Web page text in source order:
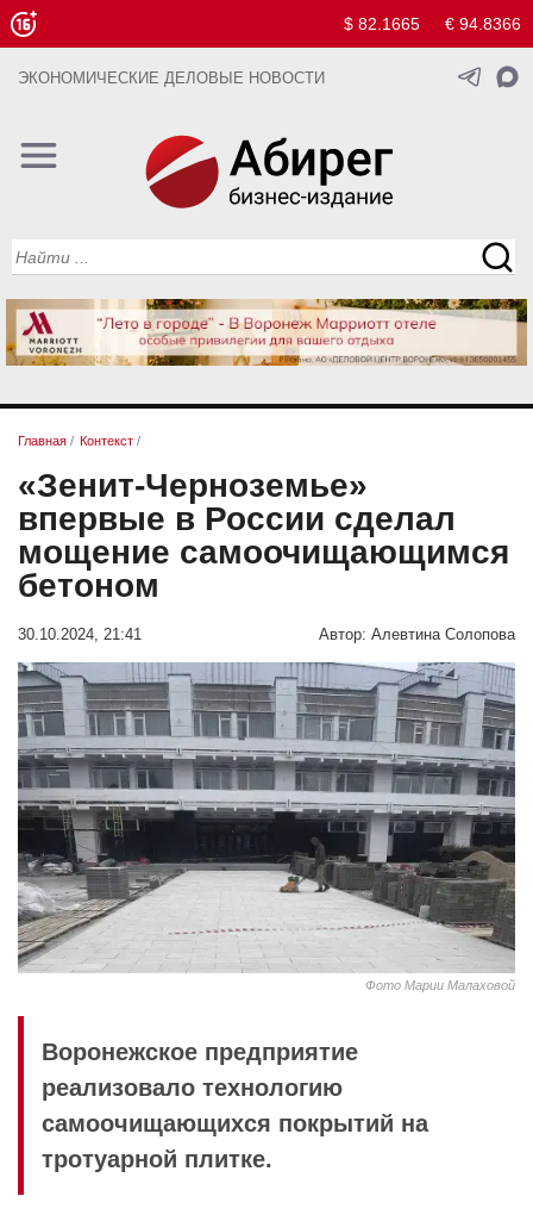
$ 82.1665 € 94.8366
ЭКОНОМИЧЕСКИЕ ДЕЛОВЫЕ НОВОСТИ
Главная / Контекст /
«Зенит-Черноземье»
впервые в России сделал
мощение самоочищающимся
бетоном
30.10.2024, 21:41 Автор: Алевтина Солопова
Фото Марии Малаховой
Воронежское предприятие
реализовало технологию
самоочищающихся покрытий на
тротуарной плитке.